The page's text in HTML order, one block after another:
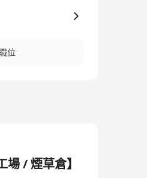
位
/ 煙草倉】